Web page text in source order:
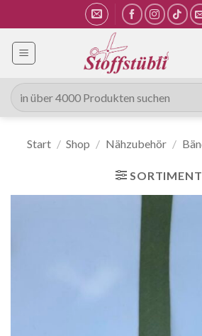
Inhalt
springen
Suche
nach:
Start / Shop / Nähzubehör /
SORTIMENT